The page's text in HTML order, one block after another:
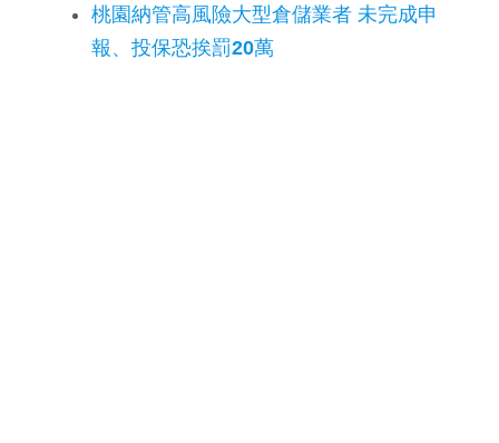
桃園納管高風險大型倉儲業者 未完成申
報、投保恐挨罰20萬